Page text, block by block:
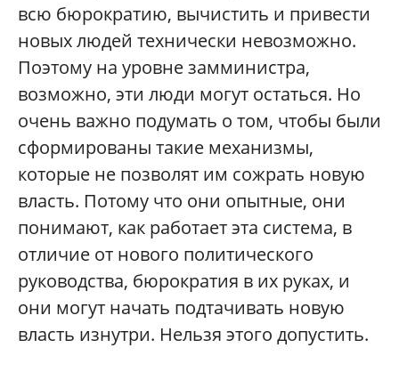
всю бюрократию, вычистить и привести
новых людей технически невозможно.
Поэтому на уровне замминистра,
возможно, эти люди могут остаться. Но
очень важно подумать о том, чтобы были
сформированы такие механизмы,
которые не позволят им сожрать новую
власть. Потому что они опытные, они
понимают, как работает эта система, в
отличие от нового политического
руководства, бюрократия в их руках, и
они могут начать подтачивать новую
власть изнутри. Нельзя этого допустить.